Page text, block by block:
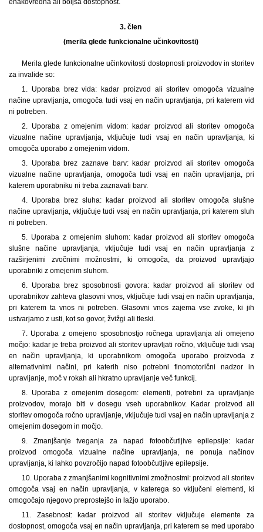
enakovredna ali boljša dostopnost.
3. člen
(merila glede funkcionalne učinkovitosti)
Merila glede funkcionalne učinkovitosti dostopnosti proizvodov in storitev
za invalide so:
1. Uporaba brez vida: kadar proizvod ali storitev omogoča vizualne
načine upravljanja, omogoča tudi vsaj en način upravljanja, pri katerem vid
ni potreben.
2. Uporaba z omejenim vidom: kadar proizvod ali storitev omogoča
vizualne načine upravljanja, vključuje tudi vsaj en način upravljanja, ki
omogoča uporabo z omejenim vidom.
3. Uporaba brez zaznave barv: kadar proizvod ali storitev omogoča
vizualne načine upravljanja, omogoča tudi vsaj en način upravljanja, pri
katerem uporabniku ni treba zaznavati barv.
4. Uporaba brez sluha: kadar proizvod ali storitev omogoča slušne
načine upravljanja, vključuje tudi vsaj en način upravljanja, pri katerem sluh
ni potreben.
5. Uporaba z omejenim sluhom: kadar proizvod ali storitev omogoča
slušne načine upravljanja, vključuje tudi vsaj en način upravljanja z
razširjenimi zvočnimi možnostmi, ki omogoča, da proizvod upravljajo
uporabniki z omejenim sluhom.
6. Uporaba brez sposobnosti govora: kadar proizvod ali storitev od
uporabnikov zahteva glasovni vnos, vključuje tudi vsaj en način upravljanja,
pri katerem ta vnos ni potreben. Glasovni vnos zajema vse zvoke, ki jih
ustvarjamo z usti, kot so govor, žvižgi ali tleski.
7. Uporaba z omejeno sposobnostjo ročnega upravljanja ali omejeno
močjo: kadar je treba proizvod ali storitev upravljati ročno, vključuje tudi vsaj
en način upravljanja, ki uporabnikom omogoča uporabo proizvoda z
alternativnimi načini, pri katerih niso potrebni finomotorični nadzor in
upravljanje, moč v rokah ali hkratno upravljanje več funkcij.
8. Uporaba z omejenim dosegom: elementi, potrebni za upravljanje
proizvodov, morajo biti v dosegu vseh uporabnikov. Kadar proizvod ali
storitev omogoča ročno upravljanje, vključuje tudi vsaj en način upravljanja z
omejenim dosegom in močjo.
9. Zmanjšanje tveganja za napad fotoobčutljive epilepsije: kadar
proizvod omogoča vizualne načine upravljanja, ne ponuja načinov
upravljanja, ki lahko povzročijo napad fotoobčutljive epilepsije.
10. Uporaba z zmanjšanimi kognitivnimi zmožnostmi: proizvod ali storitev
omogoča vsaj en način upravljanja, v katerega so vključeni elementi, ki
omogočajo njegovo preprostejšo in lažjo uporabo.
11. Zasebnost: kadar proizvod ali storitev vključuje elemente za
dostopnost, omogoča vsaj en način upravljanja, pri katerem se med uporabo